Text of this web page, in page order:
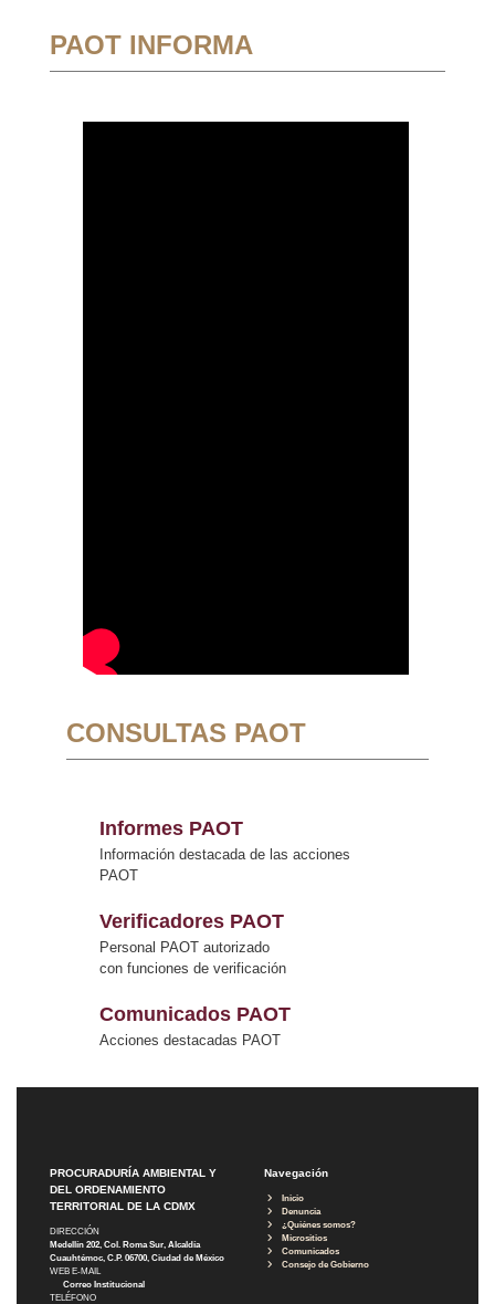
PAOT INFORMA
CONSULTAS PAOT
Informes PAOT
Información destacada de las acciones
PAOT
Verificadores PAOT
Personal PAOT autorizado
con funciones de verificación
Comunicados PAOT
Acciones destacadas PAOT
PROCURADURÍA AMBIENTAL Y
DEL ORDENAMIENTO
TERRITORIAL DE LA CDMX
DIRECCIÓN
Medellín 202, Col. Roma Sur, Alcaldía
Cuauhtémoc, C.P. 06700, Ciudad de México
WEB E-MAIL
Correo Institucional
TELÉFONO
Navegación
Inicio
Denuncia
¿Quiénes somos?
Micrositios
Comunicados
Consejo de Gobierno